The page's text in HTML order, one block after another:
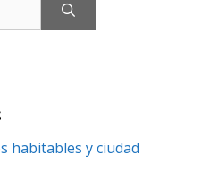
habitables y ciudad